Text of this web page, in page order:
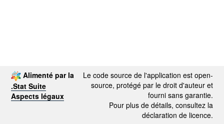
Alimenté par la
.Stat Suite
Aspects légaux
Le code source de l'application est open-
source, protégé par le droit d'auteur et
fourni sans garantie.
Pour plus de détails, consultez la
déclaration de licence.